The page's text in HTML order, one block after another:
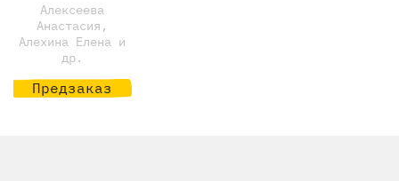
Алексеева
Анастасия,
Алехина Елена и
др.
Предзаказ